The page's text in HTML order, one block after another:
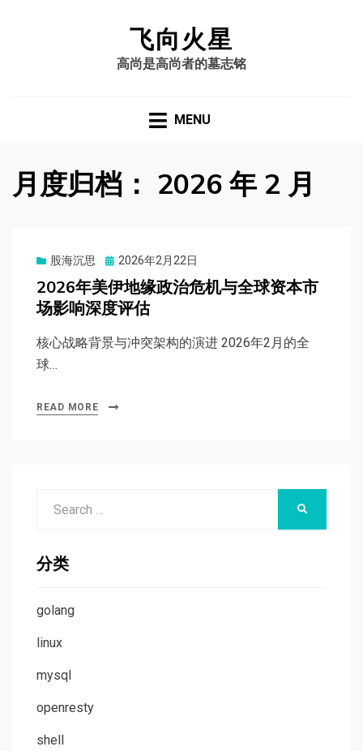
飞向火星
高尚是高尚者的墓志铭
MENU
月度归档： 2026 年 2 月
股海沉思
Posted
on
2026年2月22日
2026年美伊地缘政治危机与全球资本市
场影响深度评估
核心战略背景与冲突架构的演进 2026年2月的全
球…
READ MORE
分类
golang
linux
mysql
openresty
shell